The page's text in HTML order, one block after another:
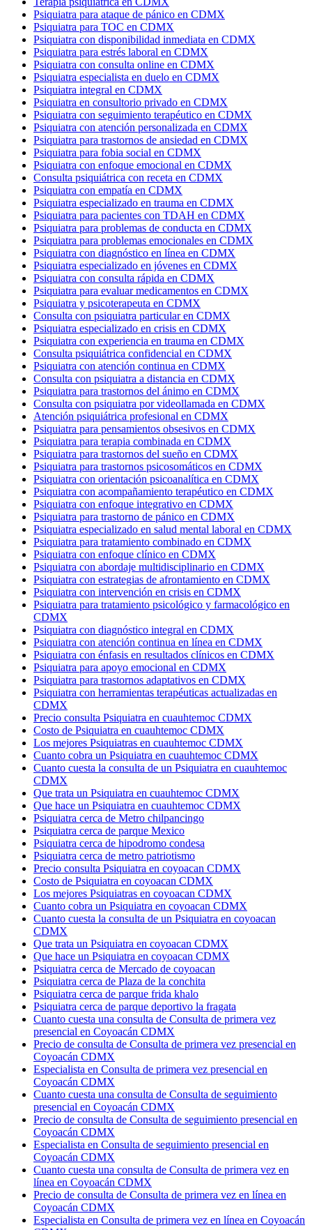
Psiquiatra para ataque de pánico en CDMX
Psiquiatra para TOC en CDMX
Psiquiatra con disponibilidad inmediata en CDMX
Psiquiatra para estrés laboral en CDMX
Psiquiatra con consulta online en CDMX
Psiquiatra especialista en duelo en CDMX
Psiquiatra integral en CDMX
Psiquiatra en consultorio privado en CDMX
Psiquiatra con seguimiento terapéutico en CDMX
Psiquiatra con atención personalizada en CDMX
Psiquiatra para trastornos de ansiedad en CDMX
Psiquiatra para fobia social en CDMX
Psiquiatra con enfoque emocional en CDMX
Consulta psiquiátrica con receta en CDMX
Psiquiatra con empatía en CDMX
Psiquiatra especializado en trauma en CDMX
Psiquiatra para pacientes con TDAH en CDMX
Psiquiatra para problemas de conducta en CDMX
Psiquiatra para problemas emocionales en CDMX
Psiquiatra con diagnóstico en línea en CDMX
Psiquiatra especializado en jóvenes en CDMX
Psiquiatra con consulta rápida en CDMX
Psiquiatra para evaluar medicamentos en CDMX
Psiquiatra y psicoterapeuta en CDMX
Consulta con psiquiatra particular en CDMX
Psiquiatra especializado en crisis en CDMX
Psiquiatra con experiencia en trauma en CDMX
Consulta psiquiátrica confidencial en CDMX
Psiquiatra con atención continua en CDMX
Consulta con psiquiatra a distancia en CDMX
Psiquiatra para trastornos del ánimo en CDMX
Consulta con psiquiatra por videollamada en CDMX
Atención psiquiátrica profesional en CDMX
Psiquiatra para pensamientos obsesivos en CDMX
Psiquiatra para terapia combinada en CDMX
Psiquiatra para trastornos del sueño en CDMX
Psiquiatra para trastornos psicosomáticos en CDMX
Psiquiatra con orientación psicoanalítica en CDMX
Psiquiatra con acompañamiento terapéutico en CDMX
Psiquiatra con enfoque integrativo en CDMX
Psiquiatra para trastorno de pánico en CDMX
Psiquiatra especializado en salud mental laboral en CDMX
Psiquiatra para tratamiento combinado en CDMX
Psiquiatra con enfoque clínico en CDMX
Psiquiatra con abordaje multidisciplinario en CDMX
Psiquiatra con estrategias de afrontamiento en CDMX
Psiquiatra con intervención en crisis en CDMX
Psiquiatra para tratamiento psicológico y farmacológico en
CDMX
Psiquiatra con diagnóstico integral en CDMX
Psiquiatra con atención continua en línea en CDMX
Psiquiatra con énfasis en resultados clínicos en CDMX
Psiquiatra para apoyo emocional en CDMX
Psiquiatra para trastornos adaptativos en CDMX
Psiquiatra con herramientas terapéuticas actualizadas en
CDMX
Precio consulta Psiquiatra en cuauhtemoc CDMX
Costo de Psiquiatra en cuauhtemoc CDMX
Los mejores Psiquiatras en cuauhtemoc CDMX
Cuanto cobra un Psiquiatra en cuauhtemoc CDMX
Cuanto cuesta la consulta de un Psiquiatra en cuauhtemoc
CDMX
Que trata un Psiquiatra en cuauhtemoc CDMX
Que hace un Psiquiatra en cuauhtemoc CDMX
Psiquiatra cerca de Metro chilpancingo
Psiquiatra cerca de parque Mexico
Psiquiatra cerca de hipodromo condesa
Psiquiatra cerca de metro patriotismo
Precio consulta Psiquiatra en coyoacan CDMX
Costo de Psiquiatra en coyoacan CDMX
Los mejores Psiquiatras en coyoacan CDMX
Cuanto cobra un Psiquiatra en coyoacan CDMX
Cuanto cuesta la consulta de un Psiquiatra en coyoacan
CDMX
Que trata un Psiquiatra en coyoacan CDMX
Que hace un Psiquiatra en coyoacan CDMX
Psiquiatra cerca de Mercado de coyoacan
Psiquiatra cerca de Plaza de la conchita
Psiquiatra cerca de parque frida khalo
Psiquiatra cerca de parque deportivo la fragata
Cuanto cuesta una consulta de Consulta de primera vez
presencial en Coyoacán CDMX
Precio de consulta de Consulta de primera vez presencial en
Coyoacán CDMX
Especialista en Consulta de primera vez presencial en
Coyoacán CDMX
Cuanto cuesta una consulta de Consulta de seguimiento
presencial en Coyoacán CDMX
Precio de consulta de Consulta de seguimiento presencial en
Coyoacán CDMX
Especialista en Consulta de seguimiento presencial en
Coyoacán CDMX
Cuanto cuesta una consulta de Consulta de primera vez en
línea en Coyoacán CDMX
Precio de consulta de Consulta de primera vez en línea en
Coyoacán CDMX
Especialista en Consulta de primera vez en línea en Coyoacán